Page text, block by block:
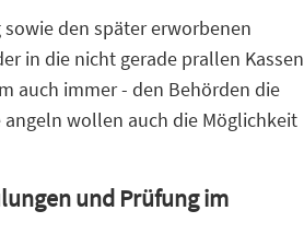
den später erworbenen
in die nicht gerade prallen Kassen
auch immer - den Behörden die
wollen auch die Möglichkeit
und Prüfung im